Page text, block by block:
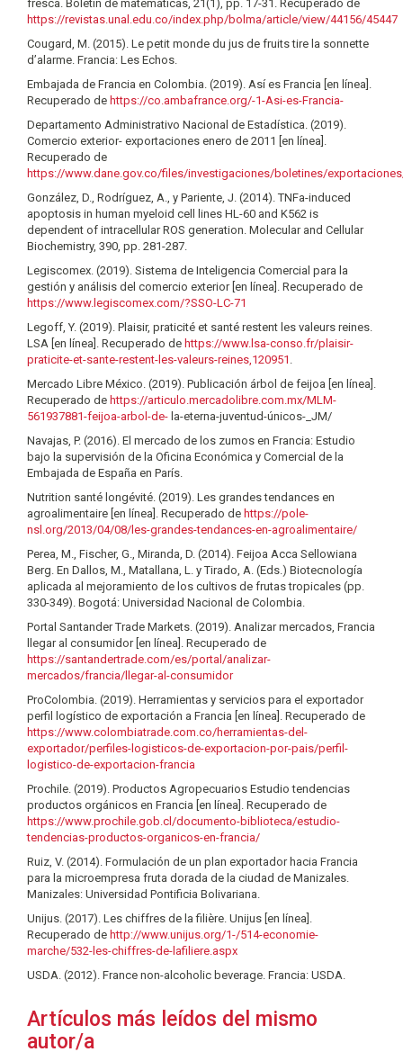
fresca. Boletín de matemáticas, 21(1), pp. 17-31. Recuperado de
https://revistas.unal.edu.co/index.php/bolma/article/view/44156/45447
Cougard, M. (2015). Le petit monde du jus de fruits tire la sonnette
d’alarme. Francia: Les Echos.
Embajada de Francia en Colombia. (2019). Así es Francia [en línea].
Recuperado de https://co.ambafrance.org/-1-Asi-es-Francia-
Departamento Administrativo Nacional de Estadística. (2019).
Comercio exterior- exportaciones enero de 2011 [en línea].
Recuperado de
https://www.dane.gov.co/files/investigaciones/boletines/
González, D., Rodríguez, A., y Pariente, J. (2014). TNFa-induced
apoptosis in human myeloid cell lines HL-60 and K562 is
dependent of intracellular ROS generation. Molecular and Cellular
Biochemistry, 390, pp. 281-287.
Legiscomex. (2019). Sistema de Inteligencia Comercial para la
gestión y análisis del comercio exterior [en línea]. Recuperado de
https://www.legiscomex.com/?SSO-LC-71
Legoff, Y. (2019). Plaisir, praticité et santé restent les valeurs reines.
LSA [en línea]. Recuperado de https://www.lsa-conso.fr/plaisir-
praticite-et-sante-restent-les-valeurs-reines,120951 .
Mercado Libre México. (2019). Publicación árbol de feijoa [en línea].
Recuperado de https://articulo.mercadolibre.com.mx/MLM-
561937881-feijoa-arbol-de- la-eterna-juventud-únicos-_JM/
Navajas, P. (2016). El mercado de los zumos en Francia: Estudio
bajo la supervisión de la Oficina Económica y Comercial de la
Embajada de España en París.
Nutrition santé longévité. (2019). Les grandes tendances en
agroalimentaire [en línea]. Recuperado de https://pole-
nsl.org/2013/04/08/les-grandes-tendances-en-agroalimentaire/
Perea, M., Fischer, G., Miranda, D. (2014). Feijoa Acca Sellowiana
Berg. En Dallos, M., Matallana, L. y Tirado, A. (Eds.) Biotecnología
aplicada al mejoramiento de los cultivos de frutas tropicales (pp.
330-349). Bogotá: Universidad Nacional de Colombia.
Portal Santander Trade Markets. (2019). Analizar mercados, Francia
llegar al consumidor [en línea]. Recuperado de
https://santandertrade.com/es/portal/analizar-
mercados/francia/llegar-al-consumidor
ProColombia. (2019). Herramientas y servicios para el exportador
perfil logístico de exportación a Francia [en línea]. Recuperado de
https://www.colombiatrade.com.co/herramientas-del-
exportador/perfiles-logisticos-de-exportacion-por-pais/perfil-
logistico-de-exportacion-francia
Prochile. (2019). Productos Agropecuarios Estudio tendencias
productos orgánicos en Francia [en línea]. Recuperado de
https://www.prochile.gob.cl/documento-biblioteca/estudio-
tendencias-productos-organicos-en-francia/
Ruiz, V. (2014). Formulación de un plan exportador hacia Francia
para la microempresa fruta dorada de la ciudad de Manizales.
Manizales: Universidad Pontificia Bolivariana.
Unijus. (2017). Les chiffres de la filière. Unijus [en línea].
Recuperado de http://www.unijus.org/1-/514-economie-
marche/532-les-chiffres-de-lafiliere.aspx
USDA. (2012). France non-alcoholic beverage. Francia: USDA.
Artículos más leídos del mismo
autor/a